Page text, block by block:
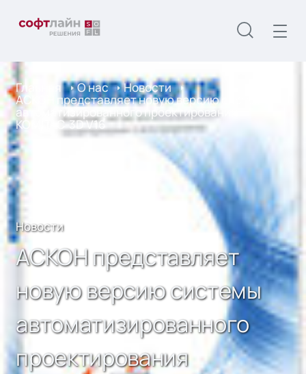
Главная О нас Новости
АСКОН представляет новую версию системы
автоматизированного проектирования
КОМПАС-3D V16
Новости
АСКОН представляет
новую версию системы
автоматизированного
проектирования